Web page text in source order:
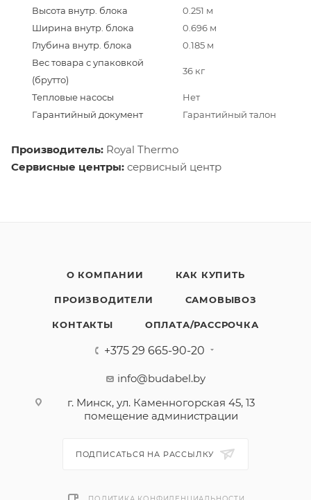
Высота внутр. блока
0.251 м
Ширина внутр. блока
0.696 м
Глубина внутр. блока
0.185 м
Вес товара с упаковкой
(брутто)
36 кг
Тепловые насосы
Нет
Гарантийный документ
Гарантийный талон
Производитель: Royal Thermo
Сервисные центры: сервисный центр
О КОМПАНИИ КАК КУПИТЬ
ПРОИЗВОДИТЕЛИ САМОВЫВОЗ
КОНТАКТЫ ОПЛАТА/РАССРОЧКА
+375 29 665-90-20
info@budabel.by
г. Минск, ул. Каменногорская 45, 13
помещение администрации
ПОДПИСАТЬСЯ НА РАССЫЛКУ